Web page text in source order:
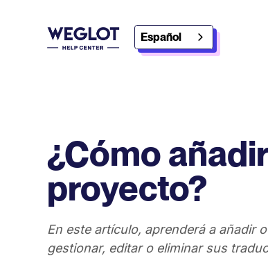
Español
¿Cómo
proyecto?
En este artículo, aprenderá a añadir
gestionar, editar o eliminar sus